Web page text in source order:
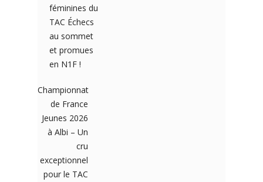
féminines du
TAC Échecs
au sommet
et promues
en N1F !
Championnat
de France
Jeunes 2026
à Albi – Un
cru
exceptionnel
pour le TAC